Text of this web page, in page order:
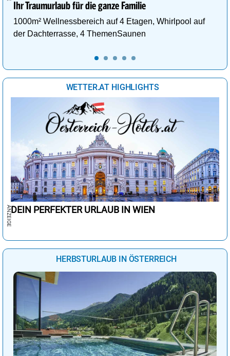
Ihr Traumurlaub für die ganze Familie
1000m² Wellnessbereich auf 4 Etagen, Whirlpool auf
der Dachterrasse, 4 ThemenSaunen
WETTER.AT HIGHLIGHTS
DEIN PERFEKTER URLAUB IN WIEN
HERBSTURLAUB IN ÖSTERREICH